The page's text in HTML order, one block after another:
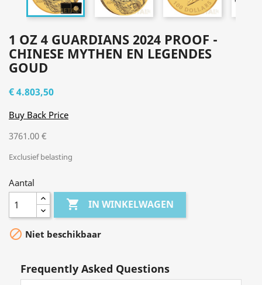
1 OZ 4 GUARDIANS 2024 PROOF -
CHINESE MYTHEN EN LEGENDES
GOUD
€ 4.803,50
Buy Back Price
3761.00 €
Exclusief belasting
Aantal
 IN WINKELWAGEN
 Niet beschikbaar
Frequently Asked Questions